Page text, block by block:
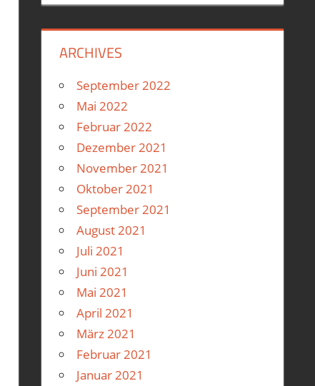
ARCHIVES
September 2022
Mai 2022
Februar 2022
Dezember 2021
November 2021
Oktober 2021
September 2021
August 2021
Juli 2021
Juni 2021
Mai 2021
April 2021
März 2021
Februar 2021
Januar 2021